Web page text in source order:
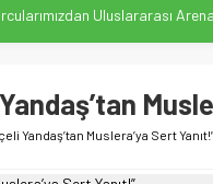
Uluslararası
Karşı Omuz Omuza: Sporun
Doğa Kampı ile Yeni Bir
Kadın Futbolunda Yeni Bir
Yandaş’tan Muslera’ya Sert Yanıt!”